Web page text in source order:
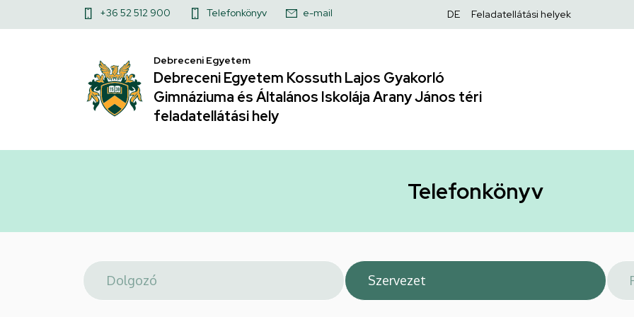
Telefonkönyv
Debreceni
Egyetem
Kossuth
Gimnáziuma
Általános
a
Felső
menü
+36 52 512 900 Telefonkönyv e-mail
Felső
DE Feladatellátási helyek
Debreceni Egyetem
Debreceni Egyetem Kossuth Lajos Gyakorló
Gimnáziuma és Általános Iskolája Arany János téri
feladatellátási hely
Telefonkönyv